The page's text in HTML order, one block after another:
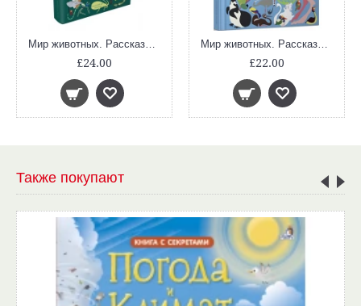
£24.00 £22.00
Также покупают